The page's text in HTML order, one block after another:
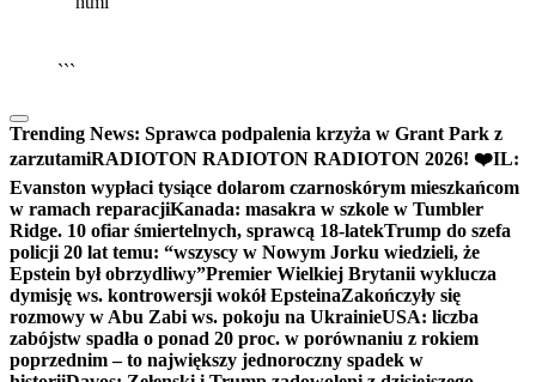
```
Trending News: Sprawca podpalenia krzyża w Grant Park z
zarzutamiRADIOTON RADIOTON RADIOTON 2026! ❤️IL:
Evanston wypłaci tysiące dolarom czarnoskórym mieszkańcom
w ramach reparacjiKanada: masakra w szkole w Tumbler
Ridge. 10 ofiar śmiertelnych, sprawcą 18-latekTrump do szefa
policji 20 lat temu: “wszyscy w Nowym Jorku wiedzieli, że
Epstein był obrzydliwy”Premier Wielkiej Brytanii wyklucza
dymisję ws. kontrowersji wokół EpsteinaZakończyły się
rozmowy w Abu Zabi ws. pokoju na UkrainieUSA: liczba
zabójstw spadła o ponad 20 proc. w porównaniu z rokiem
poprzednim – to największy jednoroczny spadek w